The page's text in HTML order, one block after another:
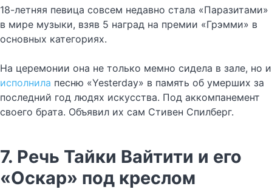
18-летняя певица совсем недавно стала «Паразитами»
в мире музыки, взяв 5 наград на премии «Грэмми» в
основных категориях.
На церемонии она не только мемно сидела в зале, но и
исполнила песню «Yesterday» в память об умерших за
последний год людях искусства. Под аккомпанемент
своего брата. Объявил их сам Стивен Спилберг.
7. Речь Тайки Вайтити и его
«Оскар» под креслом